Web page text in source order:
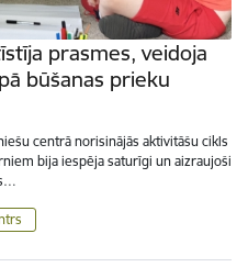
prasmes, veidoja
būšanas prieku
centrā norisinājās aktivitāšu cikls
bija iespēja saturīgi un aizraujoši